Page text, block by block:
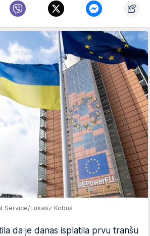
Service/Lukasz Kobus
da je danas isplatila prvu tranšu